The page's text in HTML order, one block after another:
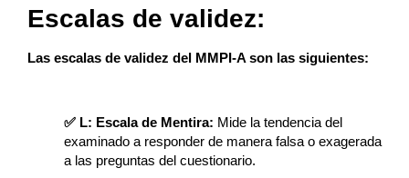
Escalas de validez:
Las escalas de validez del MMPI-A son las siguientes:
✅ L: Escala de Mentira: Mide la tendencia del
examinado a responder de manera falsa o exagerada
a las preguntas del cuestionario.